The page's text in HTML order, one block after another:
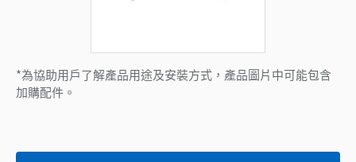
*為協助用戶了解產品用途及安裝方式，產品圖片中可能包含
加購配件。